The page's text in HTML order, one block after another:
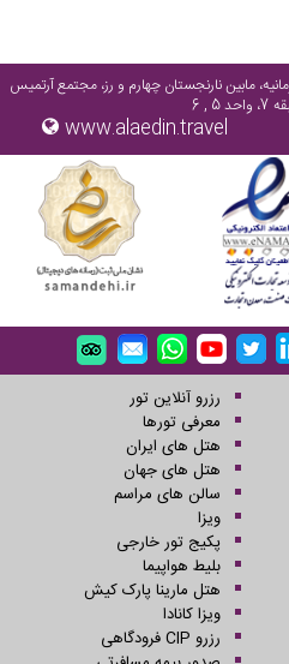
مابین نارنجستان چهارم و رز، مجتمع آرتمیس
5 , 6
www.alaedin.travel
رزرو آنلاین تور
معرفی تورها
هتل های ایران
هتل های جهان
سالن های مراسم
ویزا
پکیج تور خارجی
بلیط هواپیما
هتل مارینا پارک کیش
ویزا کانادا
رزرو CIP فرودگاهی